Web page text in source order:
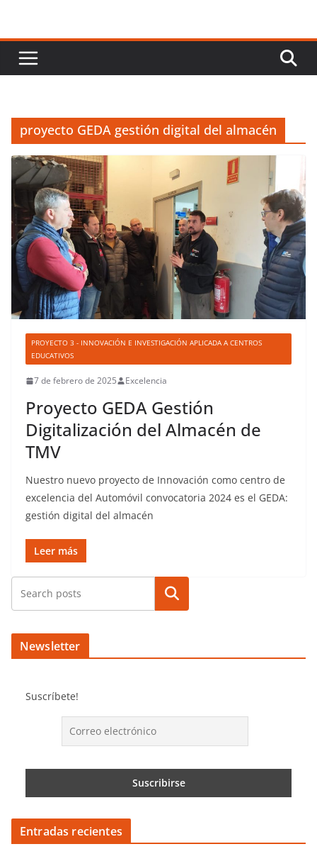
proyecto GEDA gestión digital del almacén
PROYECTO 3 - INNOVACIÓN E INVESTIGACIÓN APLICADA A CENTROS
EDUCATIVOS
7 de febrero de 2025 Excelencia
Proyecto GEDA Gestión
Digitalización del Almacén de
TMV
Nuestro nuevo proyecto de Innovación como centro de
excelencia del Automóvil convocatoria 2024 es el GEDA:
gestión digital del almacén
Leer más
Buscar
Newsletter
Suscríbete!
Entradas recientes